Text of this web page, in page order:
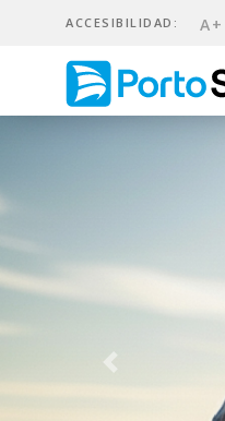
ACCESIBILIDAD: A+
Seguros |
Previous